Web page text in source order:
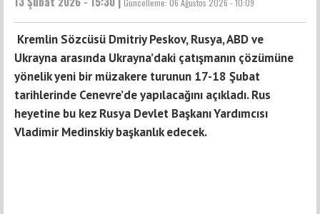
Güncelleme: 06 Ağustos 2026 - 10:09
Kremlin Sözcüsü Dmitriy Peskov, Rusya, ABD ve
Ukrayna arasında Ukrayna’daki çatışmanın çözümüne
yönelik yeni bir müzakere turunun 17-18 Şubat
tarihlerinde Cenevre’de yapılacağını açıkladı. Rus
heyetine bu kez Rusya Devlet Başkanı Yardımcısı
Vladimir Medinskiy başkanlık edecek.